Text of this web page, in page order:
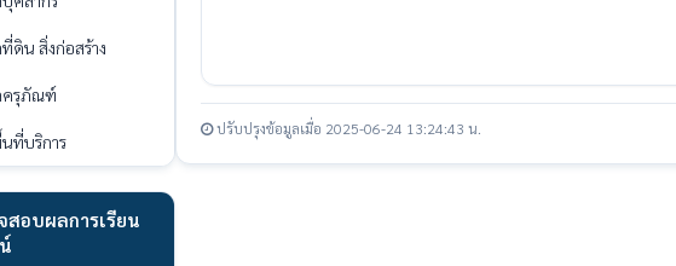
ดิน สิ่งก่อสร้าง
ครุภัณฑ์
ที่บริการ
สอบผลการเรียน
ปรับปรุงข้อมูลเมื่อ 2025-06-24 13:24:43 น.